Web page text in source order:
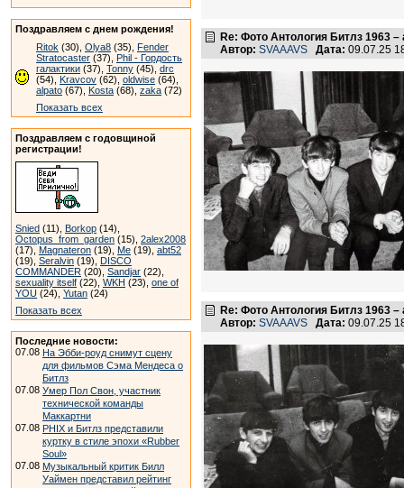
Поздравляем с днем рождения!
Ritok (30), Olya8 (35), Fender
Stratocaster (37), Phil - Гордость
галактики (37), Tonny (45), drc
(54), Kravcov (62), oldwise (64),
alpato (67), Kosta (68), zaka (72)
Показать всех
Поздравляем с годовщиной
регистрации!
Snied (11), Borkop (14),
Octopus_from_garden (15), 2alex2008
(17), Magnateron (19), Me (19), abt52
(19), Seralvin (19), DISCO
COMMANDER (20), Sandjar (22),
sexuality itself (22), WKH (23), one of
YOU (24), Yutan (24)
Показать всех
Последние новости:
07.08 На Эбби-роуд снимут сцену
для фильмов Сэма Мендеса о
Битлз
07.08 Умер Пол Свон, участник
технической команды
Маккартни
07.08 PHIX и Битлз представили
куртку в стиле эпохи «Rubber
Soul»
07.08 Музыкальный критик Билл
Уаймен представил рейтинг
Re: Фото Антология Битлз 1963 –
Автор: SVAAAVS Дата: 09.07.25
Re: Фото Антология Битлз 1963 –
Автор: SVAAAVS Дата: 09.07.25